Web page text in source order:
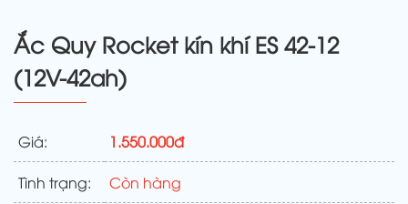
Ắc Quy Rocket kín khí ES 42-12
(12V-42ah)
Giá: 1.550.000đ
Tình trạng: Còn hàng